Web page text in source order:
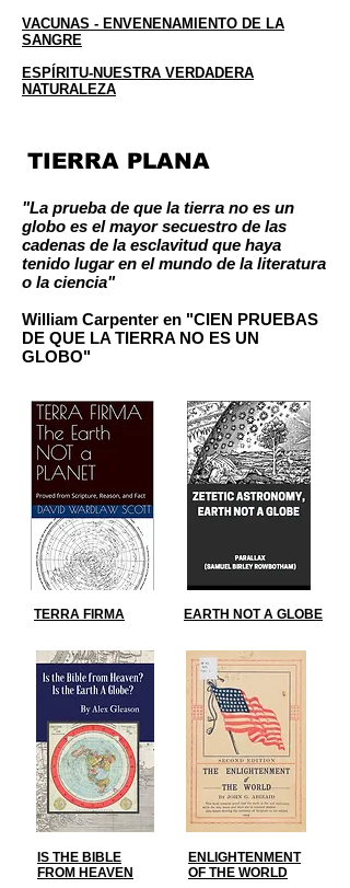
VACUNAS - ENVENENAMIENTO DE LA
SANGRE
ESPÍRITU-NUESTRA VERDADERA
NATURALEZA
TIERRA PLANA
"La prueba de que la tierra no es un
globo es el mayor secuestro de las
cadenas de la esclavitud que haya
tenido lugar en el mundo de la literatura
o la ciencia"
William Carpenter en "CIEN PRUEBAS
DE QUE LA TIERRA NO ES UN
GLOBO"
TERRA FIRMA EARTH NOT A GLOBE
IS THE BIBLE
FROM HEAVEN
ENLIGHTENMENT
OF THE WORLD